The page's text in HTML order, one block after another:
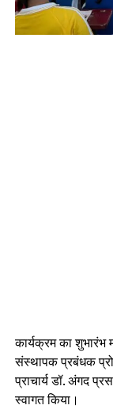
कार्यक्रम का शुभारंभ
संस्थापक प्रबंधक
प्राचार्य डॉ. अंगद
स्वागत किया।